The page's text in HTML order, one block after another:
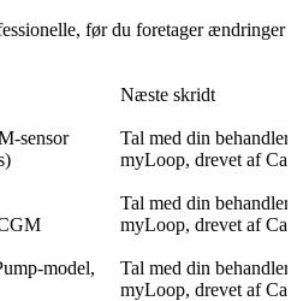
før du foretager ændringer
Næste skridt
sensor
Tal med din
myLoop, drevet af
Tal med din
myLoop, drevet af
model,
Tal med din
myLoop, drevet af